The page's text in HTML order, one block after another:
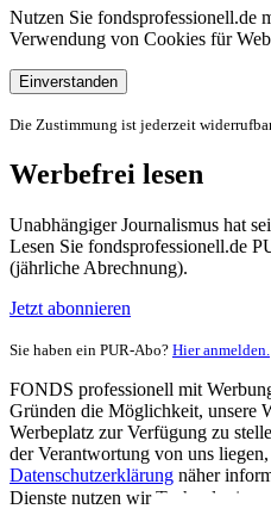
Nutzen Sie fondsprofessionell.de
Verwendung von Cookies für
Einverstanden
Die Zustimmung ist jederzeit
Werbefrei lesen
Unabhängiger Journalismus hat
Lesen Sie fondsprofessionell.de
(jährliche Abrechnung).
Jetzt abonnieren
Sie haben ein PUR-Abo? Hier anmelden.
FONDS professionell mit
Gründen die Möglichkeit, unsere
Werbeplatz zur Verfügung zu
der Verantwortung von uns
Datenschutzerklärung näher
Dienste nutzen wir Technologien